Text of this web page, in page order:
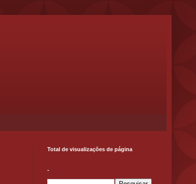
Total de visualizações de página
-